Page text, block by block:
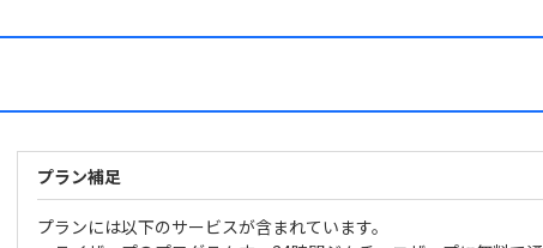
プラン補足
プランには以下のサービスが含まれています。